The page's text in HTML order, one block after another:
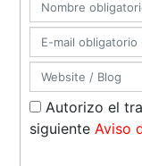
Autorizo el
siguiente Aviso